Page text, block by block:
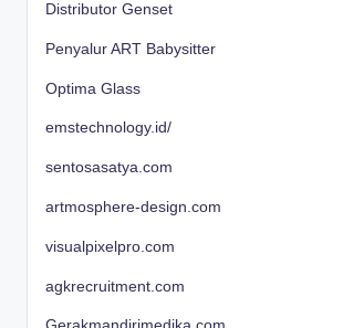
Distributor Genset
Penyalur ART Babysitter
Optima Glass
emstechnology.id/
sentosasatya.com
artmosphere-design.com
visualpixelpro.com
agkrecruitment.com